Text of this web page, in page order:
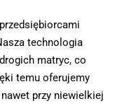
technologia
matryc, co
temu oferujemy
przy niewielkiej